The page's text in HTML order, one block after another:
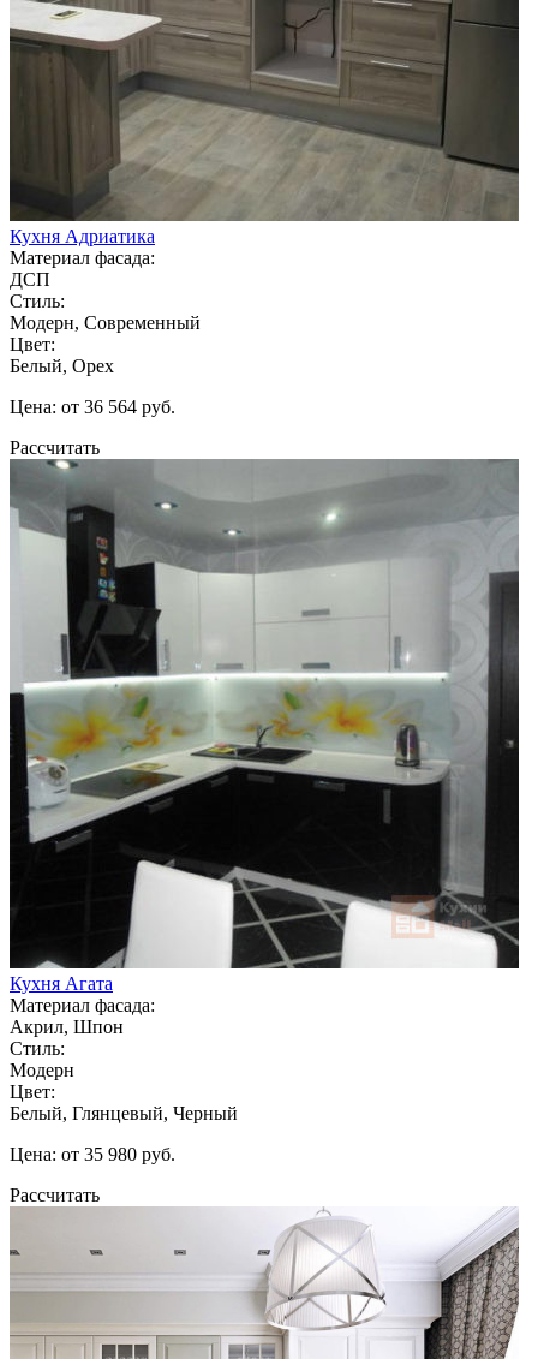
Кухня Адриатика
Материал фасада:
ДСП
Стиль:
Модерн, Современный
Цвет:
Белый, Орех
Цена: от 36 564 руб.
Рассчитать
Кухня Агата
Материал фасада:
Акрил, Шпон
Стиль:
Модерн
Цвет:
Белый, Глянцевый, Черный
Цена: от 35 980 руб.
Рассчитать